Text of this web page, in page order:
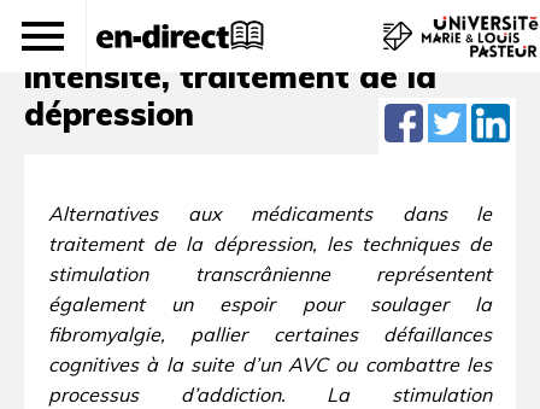
Le courant continu basse
intensité, traitement de la
dépression
Alternatives aux médicaments dans le
traitement de la dépression, les techniques de
stimulation transcrânienne représentent
également un espoir pour soulager la
fibromyalgie, pallier certaines défaillances
cognitives à la suite d’un AVC ou combattre les
processus d’addiction. La stimulation